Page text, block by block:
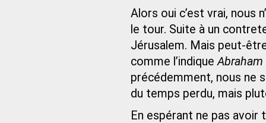
Alors oui c’est vrai, nous
le tour. Suite à un
Jérusalem. Mais peut-
comme l’indique
précédemment, nous ne
du temps perdu, mais
En espérant ne pas